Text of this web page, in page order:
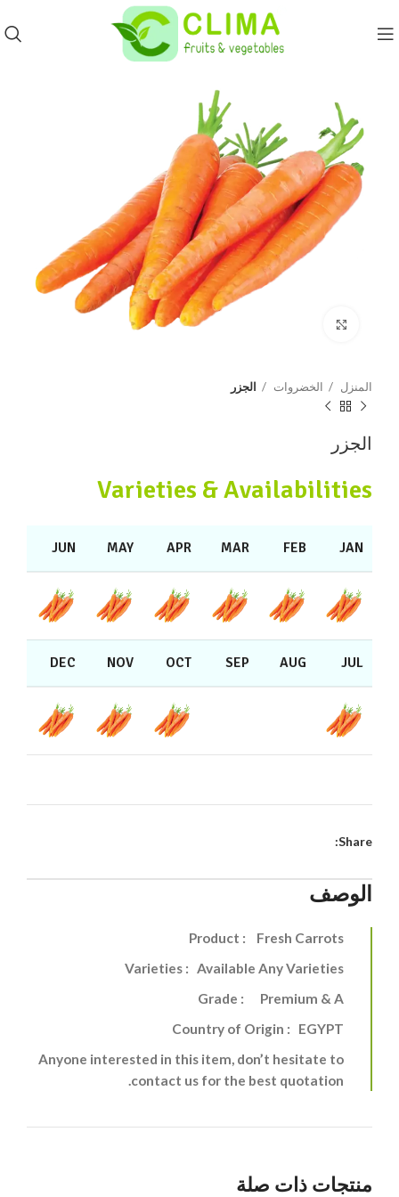
المنزل الخضروات الجزر
الجزر
Varieties & Availabilities
JAN
FEB
MAR
APR
MAY
JUN
JUL
AUG
SEP
OCT
NOV
DEC
Share:
الوصف
Product : Fresh Carrots
Varieties : Available Any Varieties
Grade : Premium & A
Country of Origin : EGYPT
Anyone interested in this item, don’t hesitate to
contact us for the best quotation.
منتجات ذات صلة